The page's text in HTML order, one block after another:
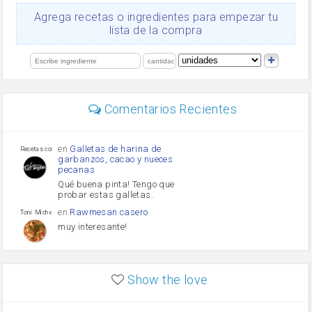
Ajos
Levadura
limón
Agrega recetas o ingredientes para empezar tu
lista de la compra
Comentarios Recientes
Recetas con sazon
en Galletas de harina de
garbanzos, cacao y nueces
pecanas
Qué buena pinta! Tengo que
probar estas galletas.
Toni Michel Caubet
en Rawmesan casero
muy interesante!
enLasaña casera fácil y
Show the love